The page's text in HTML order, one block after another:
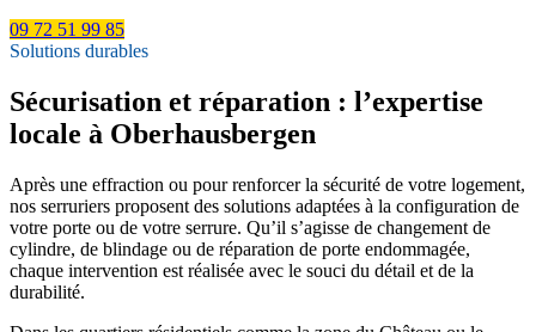
09 72 51 99 85
Solutions durables
Sécurisation et réparation : l’expertise
locale à Oberhausbergen
Après une effraction ou pour renforcer la sécurité de votre logement,
nos serruriers proposent des solutions adaptées à la configuration de
votre porte ou de votre serrure. Qu’il s’agisse de changement de
cylindre, de blindage ou de réparation de porte endommagée,
chaque intervention est réalisée avec le souci du détail et de la
durabilité.